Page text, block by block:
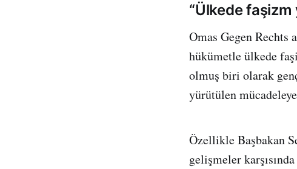
“Ülkede
Omas Gegen
hükümetle ülkede
olmuş biri olarak
yürütülen
Özellikle Başbakan
gelişmeler